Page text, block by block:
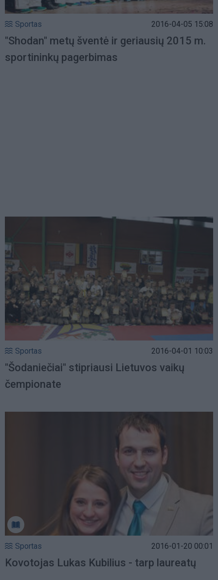
Sportas 2016-04-05 15:08
"Shodan" metų šventė ir geriausių 2015 m.
sportininkų pagerbimas
Sportas 2016-04-01 10:03
"Šodaniečiai" stipriausi Lietuvos vaikų
čempionate
Sportas 2016-01-20 00:01
Kovotojas Lukas Kubilius - tarp laureatų